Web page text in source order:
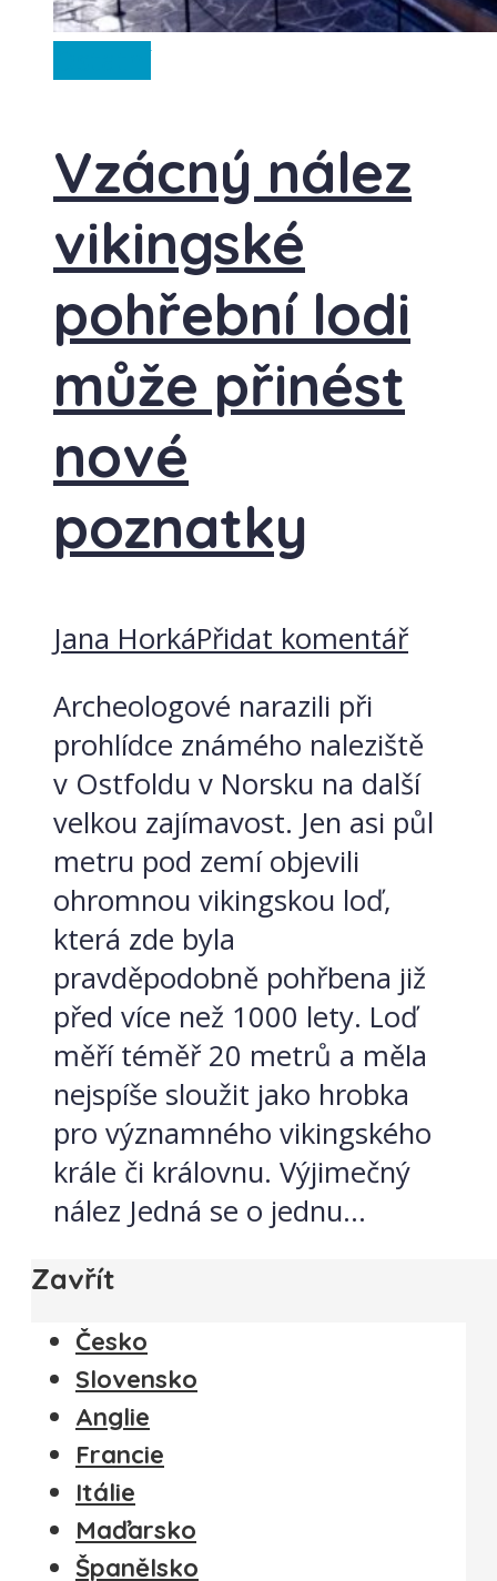
Vzácný nález
vikingské
pohřební lodi
může přinést
nové
poznatky
Jana HorkáPřidat komentář
Archeologové narazili při
prohlídce známého naleziště
v Ostfoldu v Norsku na další
velkou zajímavost. Jen asi půl
metru pod zemí objevili
ohromnou vikingskou loď,
která zde byla
pravděpodobně pohřbena již
před více než 1000 lety. Loď
měří téměř 20 metrů a měla
nejspíše sloužit jako hrobka
pro významného vikingského
krále či královnu. Výjimečný
nález Jedná se o jednu...
Zavřít
Česko
Slovensko
Anglie
Francie
Itálie
Maďarsko
Španělsko